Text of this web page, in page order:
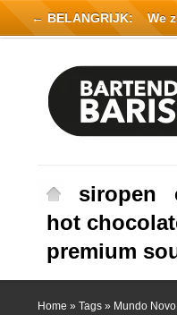
siropen
hot
premium
Home » Tags » Mundo Novo
← BELANGRIJK: We